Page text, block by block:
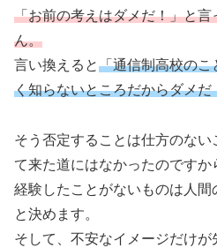
「お前の考えはダメだ！」と
ん。
言い換えると「通信制高校のこ
く知らないところだからダメだ
そう否定することは仕方のな
て来た道にはなかったのですか
経験したことがないものは人間
と決めます。
そして、不安なイメージだけが